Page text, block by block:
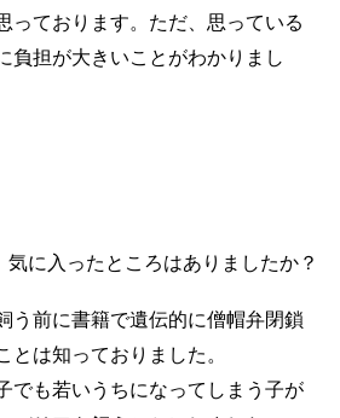
っております。ただ、思っている
負担が大きいことがわかりまし
気に入ったところはありましたか？
う前に書籍で遺伝的に僧帽弁閉鎖
とは知っておりました。
でも若いうちになってしまう子が